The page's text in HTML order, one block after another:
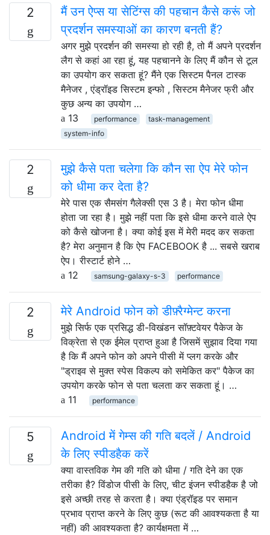
2
मैं उन ऐप्स या सेटिंग्स की पहचान कैसे करूं जो
प्रदर्शन समस्याओं का कारण बनती हैं?
अगर मुझे प्रदर्शन की समस्या हो रही है, तो मैं अपने प्रदर्शन
लैग से कहां आ रहा हूं, यह पहचानने के लिए मैं कौन से टूल
का उपयोग कर सकता हूं? मैंने एक सिस्टम पैनल टास्क
मैनेजर , एंड्रॉइड सिस्टम इन्फो , सिस्टम मैनेजर फ्री और
कुछ अन्य का उपयोग …
13
performance
task-management
system-info
2
मुझे कैसे पता चलेगा कि कौन सा ऐप मेरे फोन
को धीमा कर देता है?
मेरे पास एक सैमसंग गैलेक्सी एस 3 है। मेरा फोन धीमा
होता जा रहा है। मुझे नहीं पता कि इसे धीमा करने वाले ऐप
को कैसे खोजना है। क्या कोई इस में मेरी मदद कर सकता
है? मेरा अनुमान है कि ऐप FACEBOOK है ... सबसे खराब
ऐप। रीस्टार्ट होने …
12
samsung-galaxy-s-3 performance
2 मेरे Android फोन को डीफ़्रैग्मेन्ट करना
मुझे सिर्फ एक प्रसिद्ध डी-विखंडन सॉफ़्टवेयर पैकेज के
विक्रेता से एक ईमेल प्राप्त हुआ है जिसमें सुझाव दिया गया
है कि मैं अपने फोन को अपने पीसी में प्लग करके और
"ड्राइव से मुक्त स्पेस विकल्प को समेकित कर" पैकेज का
उपयोग करके फोन से पता चलता कर सकता हूं। …
11
performance
5
Android में गेम्स की गति बदलें / Android
के लिए स्पीडहैक करें
क्या वास्तविक गेम की गति को धीमा / गति देने का एक
तरीका है? विंडोज पीसी के लिए, चीट इंजन स्पीडहैक है जो
इसे अच्छी तरह से करता है। क्या एंड्रॉइड पर समान
प्रभाव प्राप्त करने के लिए कुछ (रूट की आवश्यकता है या
नहीं) की आवश्यकता है? कार्यक्षमता में …